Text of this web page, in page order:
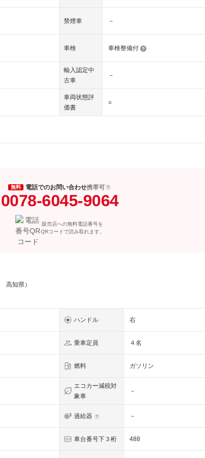
禁煙車 －
車検 車検整備付
輸入認定中
古車
－
車両状態評
価書
○
無料 電話でのお問い合わせ携帯可
0078-6045-9064
販売店への無料電話番号を
QRコードで読み取れます。
高知県）
ハンドル 右
乗車定員 ４名
燃料 ガソリン
エコカー減税対
象車
－
過給器 －
車台番号下３桁 488